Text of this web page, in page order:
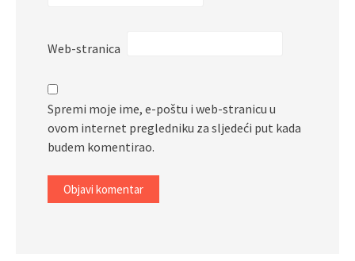
Web-stranica
Spremi moje ime, e-poštu i web-stranicu u
ovom internet pregledniku za sljedeći put kada
budem komentirao.